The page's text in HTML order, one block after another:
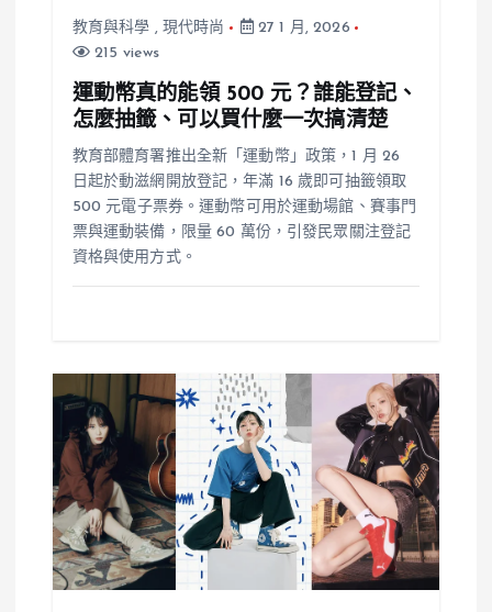
教育與科學 , 現代時尚
27 1 月, 2026
215 views
運動幣真的能領 500 元？誰能登記、
怎麼抽籤、可以買什麼一次搞清楚
教育部體育署推出全新「運動幣」政策，1 月 26
日起於動滋網開放登記，年滿 16 歲即可抽籤領取
500 元電子票券。運動幣可用於運動場館、賽事門
票與運動裝備，限量 60 萬份，引發民眾關注登記
資格與使用方式。